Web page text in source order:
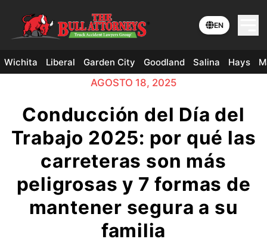
EN
Wichita Liberal Garden City Goodland Salina Hays
AGOSTO 18, 2025
Conducción del Día del
Trabajo 2025: por qué las
carreteras son más
peligrosas y 7 formas de
mantener segura a su
familia